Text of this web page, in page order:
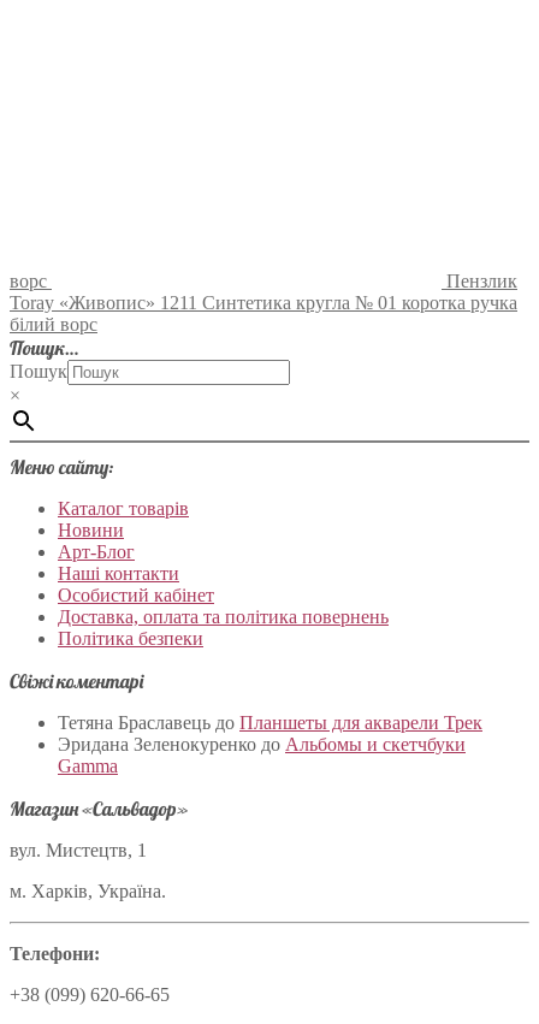
ворс
Пензлик
Toray «Живопис» 1211 Синтетика кругла № 01 коротка ручка
білий ворс
Пошук…
Пошук
×
Меню сайту:
Каталог товарів
Новини
Арт-Блог
Наші контакти
Особистий кабінет
Доставка, оплата та політика повернень
Політика безпеки
Свіжі коментарі
Тетяна Браславець до Планшеты для акварели Трек
Эридана Зеленокуренко до Альбомы и скетчбуки
Gamma
Магазин «Сальвадор»
вул. Мистецтв, 1
м. Харків, Україна.
Телефони:
+38 (099) 620-66-65